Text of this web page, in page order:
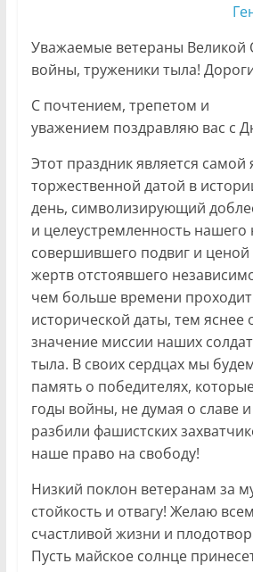
Уважаемые ветераны Великой
войны, труженики тыла!
С почтением, трепетом и
уважением поздравляю вас с
Этот праздник является самой
торжественной датой в
день, символизирующий
и целеустремленность нашего
совершившего подвиг и
жертв отстоявшего
чем больше времени проходит
исторической даты, тем яснее
значение миссии наших
тыла. В своих сердцах мы
память о победителях,
годы войны, не думая о славе и
разбили фашистских
наше право на свободу!
Низкий поклон ветеранам за
стойкость и отвагу! Желаю
счастливой жизни и
Пусть майское солнце